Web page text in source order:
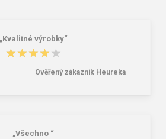
„Kvalitné výrobky“
★★★★★
★★★★★
Ověřený zákazník Heureka
„Všechno “